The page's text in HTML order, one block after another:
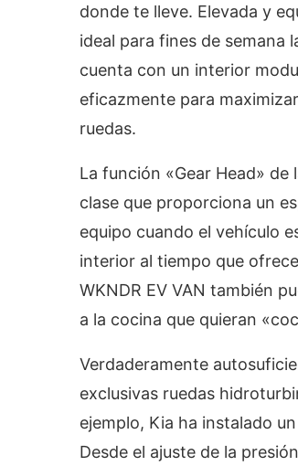
donde te lleve. Elevada y
ideal para fines de semana
cuenta con un interior
eficazmente para
ruedas.
La función «Gear Head»
clase que proporciona un
equipo cuando el vehículo
interior al tiempo que
WKNDR EV VAN también
a la cocina que quieran
Verdaderamente
exclusivas ruedas
ejemplo, Kia ha instalado
Desde el ajuste de la